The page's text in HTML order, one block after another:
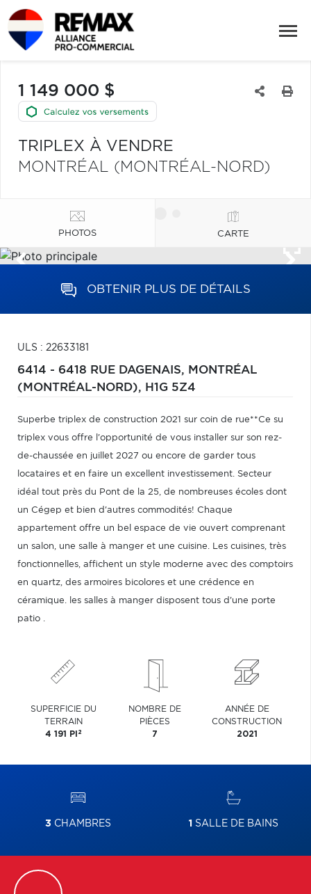
1 149 000 $
TRIPLEX À VENDRE
MONTRÉAL (MONTRÉAL-NORD)
PHOTOS CARTE
OBTENIR PLUS DE DÉTAILS
ULS : 22633181
6414 - 6418 RUE DAGENAIS, MONTRÉAL
(MONTRÉAL-NORD), H1G 5Z4
Superbe triplex de construction 2021 sur coin de rue**Ce su
triplex vous offre l'opportunité de vous installer sur son rez-
de-chaussée en juillet 2027 ou encore de garder tous
locataires et en faire un excellent investissement. Secteur
idéal tout près du Pont de la 25, de nombreuses écoles dont
un Cégep et bien d'autres commodités! Chaque
appartement offre un bel espace de vie ouvert comprenant
un salon, une salle à manger et une cuisine. Les cuisines, très
fonctionnelles, affichent un style moderne avec des comptoirs
en quartz, des armoires bicolores et une crédence en
céramique. les salles à manger disposent tous d'une porte
patio .
SUPERFICIE DU
TERRAIN
4 191 PI 2
NOMBRE DE
PIÈCES
7
ANNÉE DE
CONSTRUCTION
2021
3 CHAMBRES 1 SALLE DE BAINS